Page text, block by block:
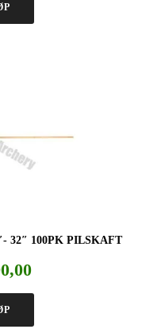
32″ 100PK PILSKAFT